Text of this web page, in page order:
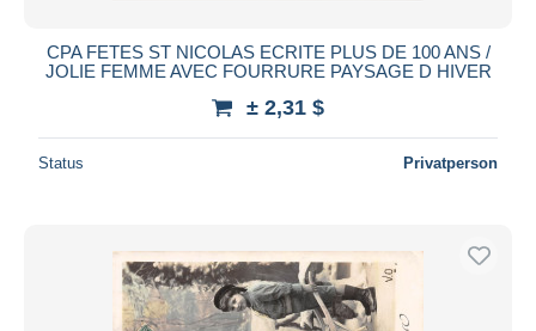
CPA FETES ST NICOLAS ECRITE PLUS DE 100 ANS /
JOLIE FEMME AVEC FOURRURE PAYSAGE D HIVER
± 2,31 $
Status Privatperson